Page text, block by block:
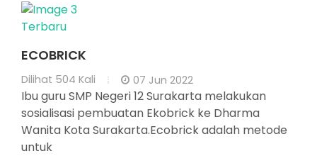
Terbaru
ECOBRICK
Dilihat 504 Kali 07 Jun 2022
Ibu guru SMP Negeri 12 Surakarta melakukan
sosialisasi pembuatan Ekobrick ke Dharma
Wanita Kota Surakarta.Ecobrick adalah metode
untuk